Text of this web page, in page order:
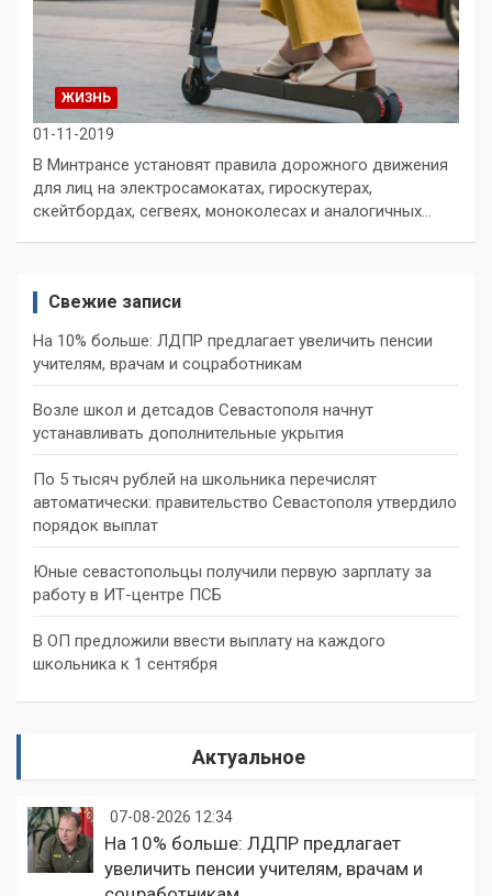
ЖИЗНЬ
01-11-2019
В Минтрансе установят правила дорожного движения
для лиц на электросамокатах, гироскутерах,
скейтбордах, сегвеях, моноколесах и аналогичных…
Свежие записи
На 10% больше: ЛДПР предлагает увеличить пенсии
учителям, врачам и соцработникам
Возле школ и детсадов Севастополя начнут
устанавливать дополнительные укрытия
По 5 тысяч рублей на школьника перечислят
автоматически: правительство Севастополя утвердило
порядок выплат
Юные севастопольцы получили первую зарплату за
работу в ИТ-центре ПСБ
В ОП предложили ввести выплату на каждого
школьника к 1 сентября
Актуальное
07-08-2026 12:34
На 10% больше: ЛДПР предлагает
увеличить пенсии учителям, врачам и